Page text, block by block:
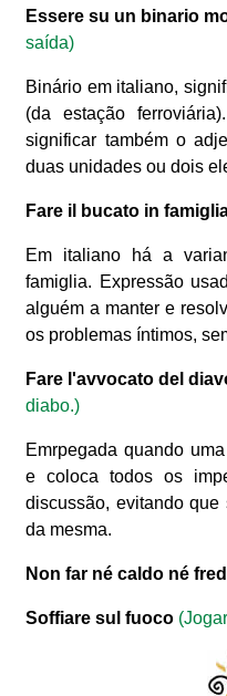
Essere su un binario
saída)
Binário em italiano,
(da estação
significar também o
duas unidades ou dois
Fare il bucato in
Em italiano há a
famiglia. Expressão
alguém a manter e
os problemas íntimos,
Fare l'avvocato del
diabo.)
Emrpegada quando
e coloca todos os
discussão, evitando que
da mesma.
Non far né caldo né
Soffiare sul fuoco